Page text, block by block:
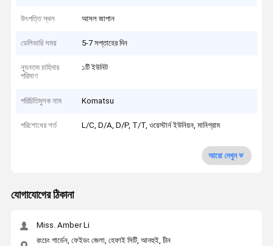
উৎপত্তি স্থল আসল জাপান
ডেলিভারি সময় 5-7 সপ্তাহের দিন
ন্যূনতম চাহিদার
পরিমাণ
১টি ইউনিট
পরিচিতিমুলক নাম Komatsu
পরিশোধের শর্ত L/C, D/A, D/P, T/T, ওয়েস্টার্ন ইউনিয়ন, মানিগ্রাম
আরো দেখুন
যোগাযোগের ঠিকানা
Miss. Amber Li
রংচেং গার্ডেন, ফেইডং জেলা, হেফাই সিটি, আনহুই, চীন